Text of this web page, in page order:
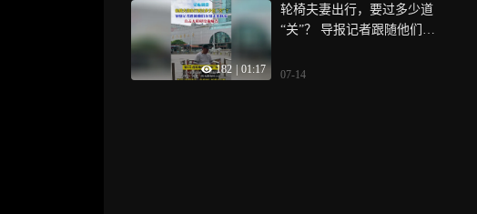
182 01:17
轮椅夫妻出行，要过多少道
“关”？ 导报记者跟随他们在
施痛点
07-14